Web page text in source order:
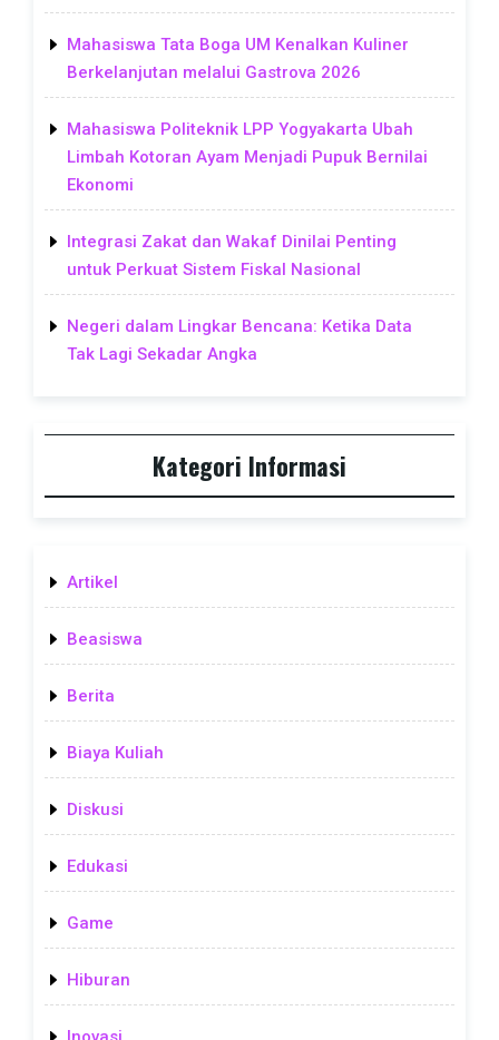
Mahasiswa Tata Boga UM Kenalkan Kuliner
Berkelanjutan melalui Gastrova 2026
Mahasiswa Politeknik LPP Yogyakarta Ubah
Limbah Kotoran Ayam Menjadi Pupuk Bernilai
Ekonomi
Integrasi Zakat dan Wakaf Dinilai Penting
untuk Perkuat Sistem Fiskal Nasional
Negeri dalam Lingkar Bencana: Ketika Data
Tak Lagi Sekadar Angka
Kategori Informasi
Artikel
Beasiswa
Berita
Biaya Kuliah
Diskusi
Edukasi
Game
Hiburan